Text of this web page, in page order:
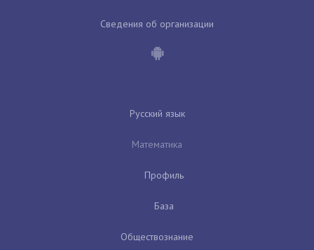
Сведения об организации
Русский язык
Математика
Профиль
База
Обществознание